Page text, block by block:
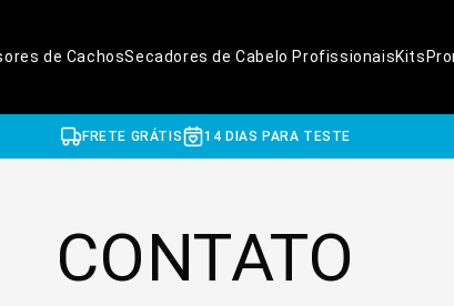
de CachosSecadores de Cabelo ProfissionaisKits
FRETE GRÁTIS 14 DIAS PARA TESTE
CONTATO